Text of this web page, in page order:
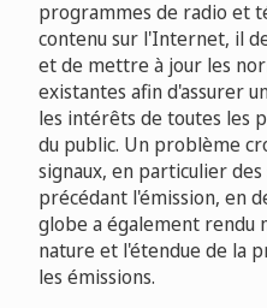
programmes de radio et
contenu sur l'Internet, il
et de mettre à jour les
existantes afin d'assurer
les intérêts de toutes les
du public. Un problème
signaux, en particulier
précédant l'émission, en
globe a également rendu
nature et l'étendue de la
les émissions.